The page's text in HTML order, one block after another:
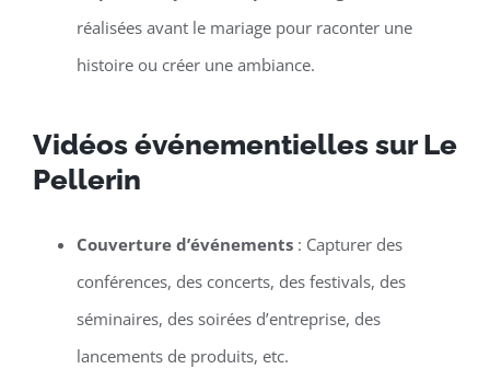
réalisées avant le mariage pour raconter une
histoire ou créer une ambiance.
Vidéos événementielles sur Le
Pellerin
Couverture d’événements: Capturer des
conférences, des concerts, des festivals, des
séminaires, des soirées d’entreprise, des
lancements de produits, etc.